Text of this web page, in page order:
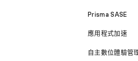
Prisma SASE
應用程式加速
自主數位體驗管